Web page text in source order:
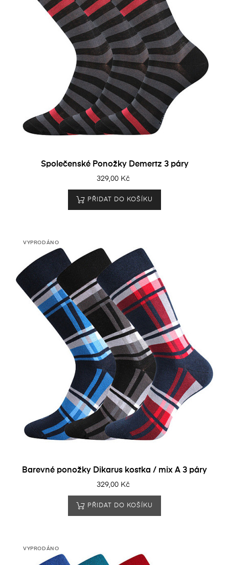
Společenské Ponožky Demertz 3 páry
329,00 Kč
PŘIDAT DO KOŠÍKU
VYPRODÁNO
Barevné ponožky Dikarus kostka / mix A 3 páry
329,00 Kč
PŘIDAT DO KOŠÍKU
VYPRODÁNO